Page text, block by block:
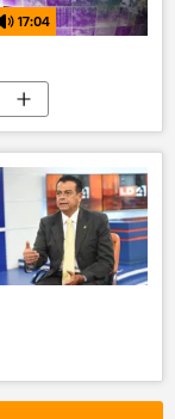
17:04